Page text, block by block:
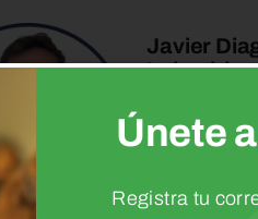
Javier
Imbachí
Información
Únete
Registra tu